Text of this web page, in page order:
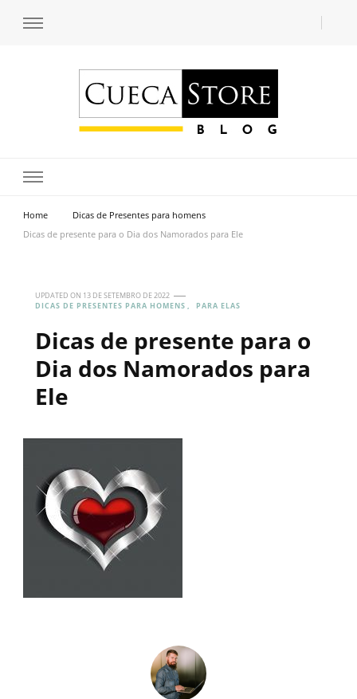
Home
Dicas de Presentes para homens
Dicas de presente para o Dia dos Namorados para Ele
UPDATED ON 13 DE SETEMBRO DE 2022
DICAS DE PRESENTES PARA HOMENS
PARA ELAS
Dicas de presente para o
Dia dos Namorados para
Ele